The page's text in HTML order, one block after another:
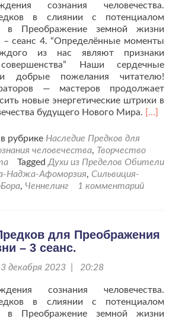
сознания человечества.
в слиянии с потенциалом
в Преображение земной жизни
– сеанс 4. “Определённые моменты
из нас являют признаки
совершенства” Наши сердечные
и добрые пожелания читателю!
— мастеров продолжает
новые энергетические штрихи в
будущего Нового Мира. Читать
Предков
для
сеанс.
[…]
рубрике Наследие Предков для
человечества, Творчество
Tagged Духи из Пределов Обители
Наджа-Афоморзия, Сильвиция-
, Ченнелинг 1 комментарий
для Преображения
– 3 сеанс.
3 декабря 2023 | 20:28
сознания человечества.
в слиянии с потенциалом
в Преображение земной жизни